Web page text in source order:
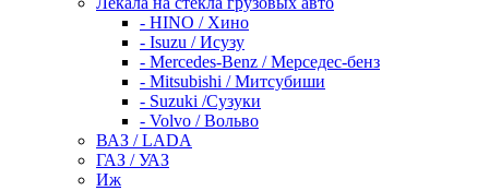
- HINO / Хино
- Isuzu / Исузу
- Mercedes-Benz / Мерседес-бенз
- Mitsubishi / Митсубиши
- Suzuki /Сузуки
- Volvo / Вольво
ВАЗ / LADA
ГАЗ / УАЗ
Иж